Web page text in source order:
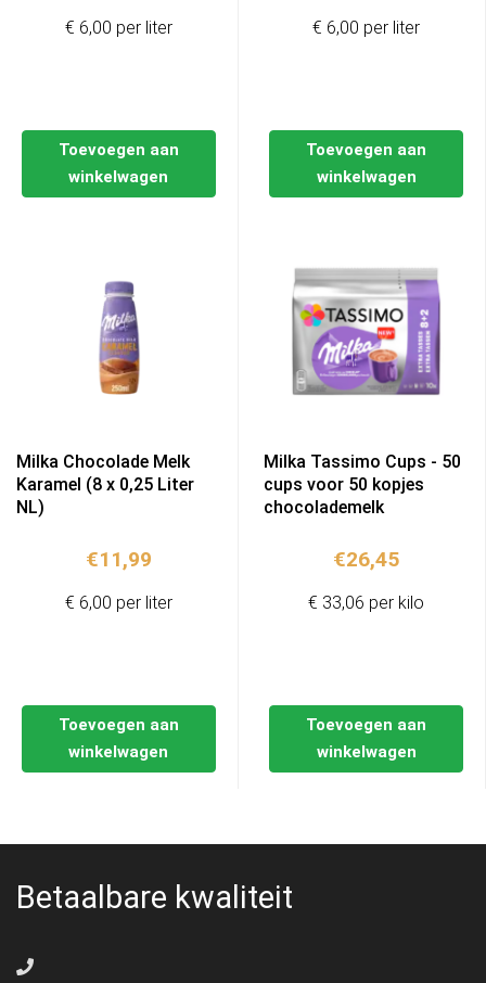
Toevoegen aan
winkelwagen
€ 6,00 per liter
Toevoegen aan
winkelwagen
€ 6,00 per liter
Milka Chocolade Melk
Karamel (8 x 0,25 Liter
NL)
€11,99
Toevoegen aan
winkelwagen
€ 6,00 per liter
Milka Tassimo Cups - 50
cups voor 50 kopjes
chocolademelk
€26,45
Toevoegen aan
winkelwagen
€ 33,06 per kilo
Betaalbare kwaliteit